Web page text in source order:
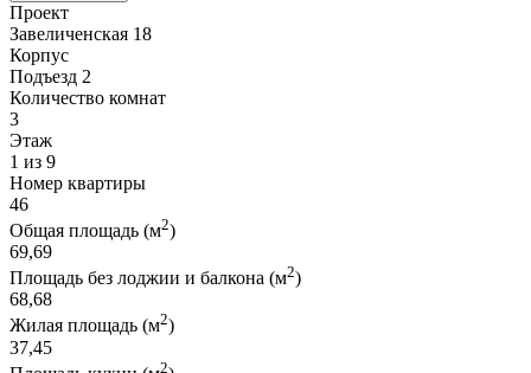
Проект
Завеличенская 18
Корпус
Подъезд 2
Количество комнат
3
Этаж
1 из 9
Номер квартиры
46
Общая площадь (м2)
69,69
Площадь без лоджии и балкона (м2)
68,68
Жилая площадь (м2)
37,45
2